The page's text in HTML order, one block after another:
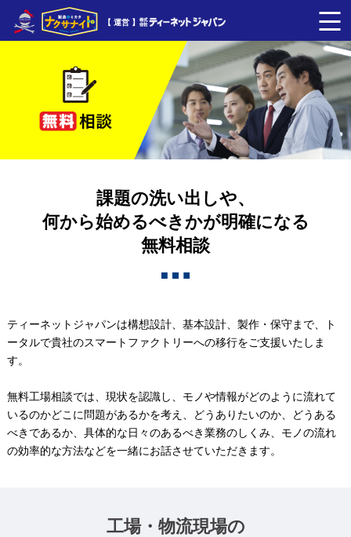
【 運営 】
課題の洗い出しや、
何から始めるべきかが明確になる
無料相談
ティーネットジャパンは構想設計、基本設計、製作・保守まで、ト
ータルで貴社のスマートファクトリーへの移行をご支援いたしま
す。
無料工場相談では、現状を認識し、モノや情報がどのように流れて
いるのかどこに問題があるかを考え、どうありたいのか、どうある
べきであるか、具体的な日々のあるべき業務のしくみ、モノの流れ
の効率的な方法などを一緒にお話させていただきます。
工場・物流現場の